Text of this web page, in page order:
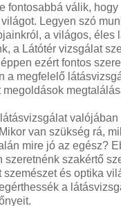
fontosabbá válik,
Legyen szó
a világos, éles
a Látótér vizsgálat
ezért fontos
a megfelelő
megoldások
valójában
van szükség rá,
mire jó az egész?
szeretnénk szakértő
szemészet és optika
a